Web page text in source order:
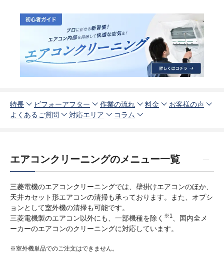
特長 ビフォーアフター 作業の流れ 料金
お客様の声
よくあるご質問
対応エリア コラム
エアコンクリーニングのメニュー一覧
三菱電機のエアコンクリーニングでは、壁掛けエアコンのほか、
天井カセット形エアコンの清掃も承っております。また、オプシ
ョンとして室外機の清掃も可能です。
三菱電機製のエアコン以外にも、一部機種を除く ※1
、国内全メ
ーカーのエアコンのクリーニングに対応しています。
※室外機単品でのご注文はできません。